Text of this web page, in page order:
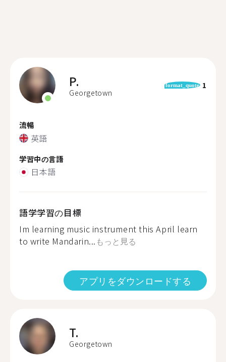
P.
Georgetown
format_quote 1
流暢
英語
学習中の言語
日本語
語学学習の目標
Im learning music instrument this April learn
to write Mandarin... もっと見る
アプリをダウンロードする
T.
Georgetown